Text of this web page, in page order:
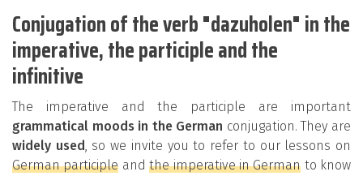
Conjugation of the verb "dazuholen" in the
imperative, the participle and the
infinitive
The imperative and the participle are important
grammatical moods in the German conjugation. They are
widely used, so we invite you to refer to our lessons on
German participle andthe imperative in German to know